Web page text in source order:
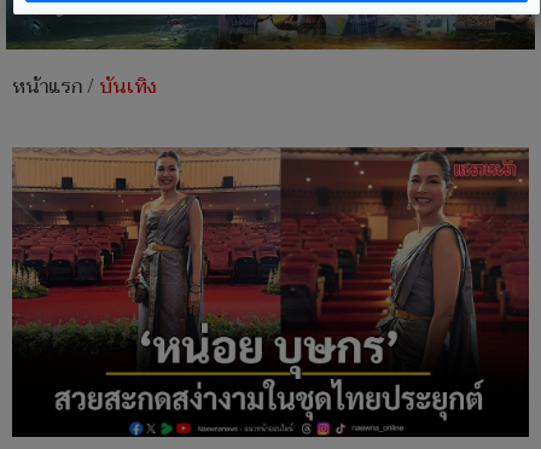
หน้าแรก/บันเทิง